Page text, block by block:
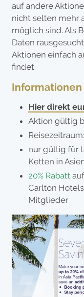
auf andere
nicht selten mehr
möglich sind. Als
Daten
Aktionen einfach
findet.
Hier direkt
Aktion gültig
nur gültig für
Ketten in
20% Rabattauf
Carlton Hotels
Mitglieder